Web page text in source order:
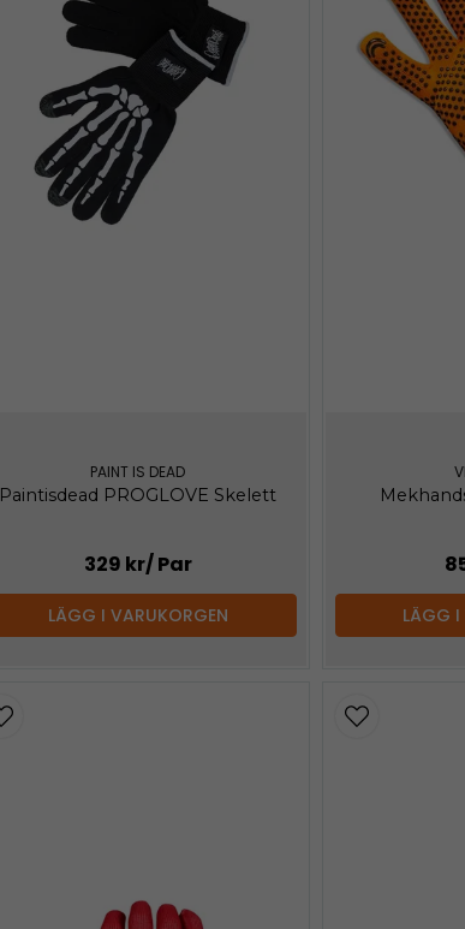
PAINT IS DEAD
Paintisdead PROGLOVE Skelett
329 kr/ Par
LÄGG I VARUKORGEN LÄGG I